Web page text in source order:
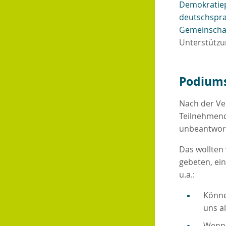
Nach der
Das
gebeten,
u.a.:
uns